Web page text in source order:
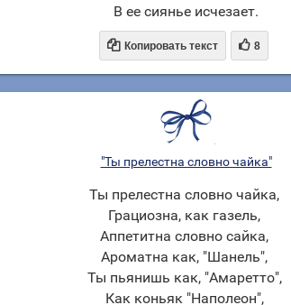
В ее сиянье исчезает.
 Копировать текст  8
"Ты прелестна словно чайка"
Ты прелестна словно чайка,
Грациозна, как газель,
Аппетитна словно сайка,
Ароматна как, "Шанель",
Ты пьянишь как, "Амаретто",
Как коньяк "Наполеон",